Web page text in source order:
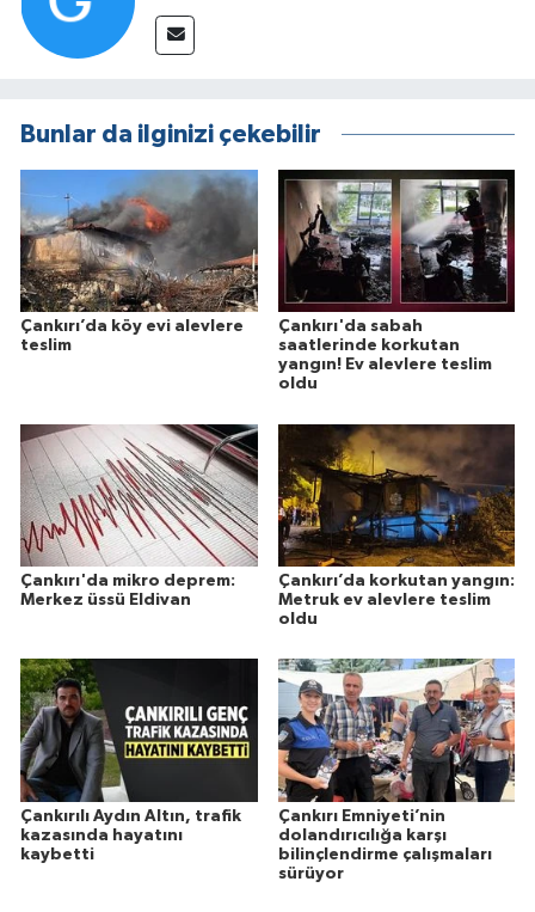
Bunlar da ilginizi çekebilir
Çankırı’da köy evi alevlere
teslim
Çankırı'da sabah
saatlerinde korkutan
yangın! Ev alevlere teslim
oldu
Çankırı'da mikro deprem:
Merkez üssü Eldivan
Çankırı’da korkutan yangın:
Metruk ev alevlere teslim
oldu
Çankırılı Aydın Altın, trafik
kazasında hayatını
kaybetti
Çankırı Emniyeti’nin
dolandırıcılığa karşı
bilinçlendirme çalışmaları
sürüyor